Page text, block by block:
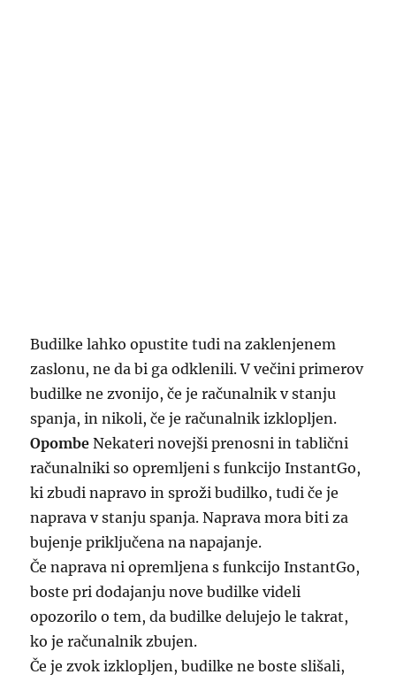
Budilke lahko opustite tudi na zaklenjenem
zaslonu, ne da bi ga odklenili. V večini primerov
budilke ne zvonijo, če je računalnik v stanju
spanja, in nikoli, če je računalnik izklopljen.
OpombeNekateri novejši prenosni in tablični
računalniki so opremljeni s funkcijo InstantGo,
ki zbudi napravo in sproži budilko, tudi če je
naprava v stanju spanja. Naprava mora biti za
bujenje priključena na napajanje.
Če naprava ni opremljena s funkcijo InstantGo,
boste pri dodajanju nove budilke videli
opozorilo o tem, da budilke delujejo le takrat,
ko je računalnik zbujen.
Če je zvok izklopljen, budilke ne boste slišali,